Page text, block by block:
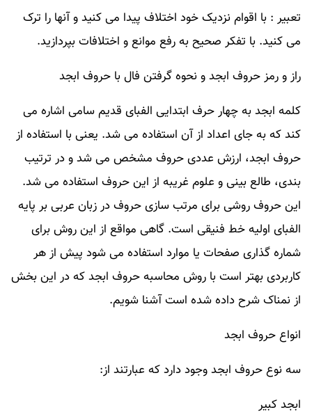
تعبیر : با اقوام نزدیک خود اختلاف پیدا می کنید و آنها را ترک
می کنید. با تفکر صحیح به رفع موانع و اختلافات بپردازید.
راز و رمز حروف ابجد و نحوه گرفتن فال با حروف ابجد
کلمه ابجد به چهار حرف ابتدایی الفبای قدیم سامی اشاره می
کند که به جای اعداد از آن استفاده می شد. یعنی با استفاده از
حروف ابجد، ارزش عددی حروف مشخص می شد و در ترتیب
بندی، طالع بینی و علوم غریبه از این حروف استفاده می شد.
این حروف روشی برای مرتب سازی حروف در زبان عربی بر پایه
الفبای اولیه خط فنیقی است. گاهی مواقع از این روش برای
شماره گذاری صفحات یا موارد استفاده می شود پیش از هر
کاربردی بهتر است با روش محاسبه حروف ابجد که در این بخش
از نمناک شرح داده شده است آشنا شویم.
انواع حروف ابجد
سه نوع حروف ابجد وجود دارد که عبارتند از:
ابجد کبیر